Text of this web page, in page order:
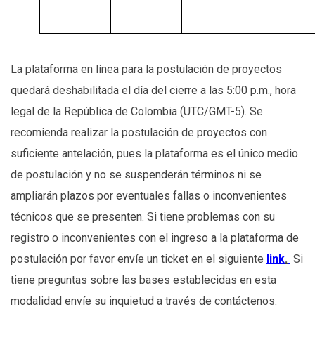
La plataforma en línea para la postulación de proyectos
quedará deshabilitada el día del cierre a las 5:00 p.m., hora
legal de la República de Colombia (UTC/GMT-5). Se
recomienda realizar la postulación de proyectos con
suficiente antelación, pues la plataforma es el único medio
de postulación y no se suspenderán términos ni se
ampliarán plazos por eventuales fallas o inconvenientes
técnicos que se presenten. Si tiene problemas con su
registro o inconvenientes con el ingreso a la plataforma de
postulación por favor envíe un ticket en el siguiente link. Si
tiene preguntas sobre las bases establecidas en esta
modalidad envíe su inquietud a través de contáctenos.